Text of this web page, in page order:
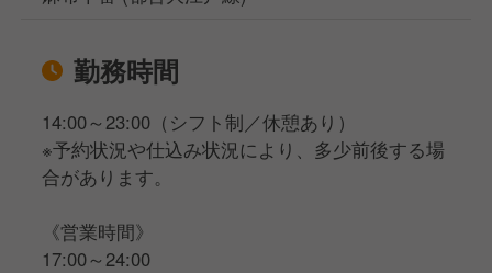
勤務時間
14:00～23:00（シフト制／休憩あり）
※予約状況や仕込み状況により、多少前後する場
合があります。
《営業時間》
17:00～24:00